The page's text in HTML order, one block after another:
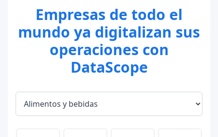
Empresas de todo el
mundo ya digitalizan sus
operaciones con
DataScope